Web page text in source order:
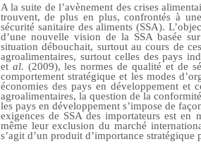
A la suite de l’avènement des crises
trouvent, de plus en plus, confrontés à
sécurité sanitaire des aliments (SSA).
d’une nouvelle vision de la SSA basée
situation débouchait, surtout au cours de
agroalimentaires, surtout celles des pays
et al. (2009), les normes de qualité et de
comportement stratégique et les modes
économies des pays en développement et
agroalimentaires, la question de la
les pays en développement s’impose de
exigences de SSA des importateurs est en
même leur exclusion du marché
s’agit d’un produit d’importance